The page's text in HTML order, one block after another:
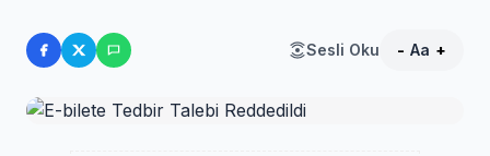
Sesli Oku - Aa +